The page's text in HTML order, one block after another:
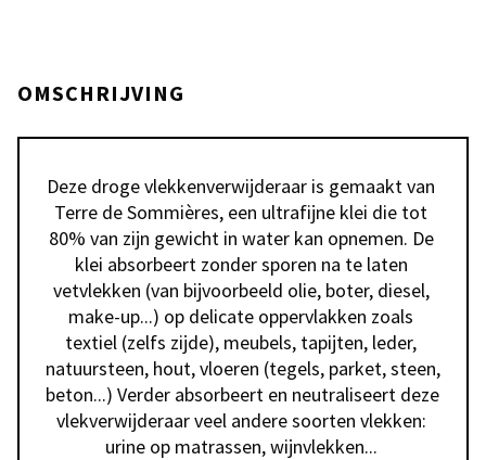
OMSCHRIJVING
Deze droge vlekkenverwijderaar is gemaakt van
Terre de Sommières, een ultrafijne klei die tot
80% van zijn gewicht in water kan opnemen. De
klei absorbeert zonder sporen na te laten
vetvlekken (van bijvoorbeeld olie, boter, diesel,
make-up...) op delicate oppervlakken zoals
textiel (zelfs zijde), meubels, tapijten, leder,
natuursteen, hout, vloeren (tegels, parket, steen,
beton...) Verder absorbeert en neutraliseert deze
vlekverwijderaar veel andere soorten vlekken:
urine op matrassen, wijnvlekken...